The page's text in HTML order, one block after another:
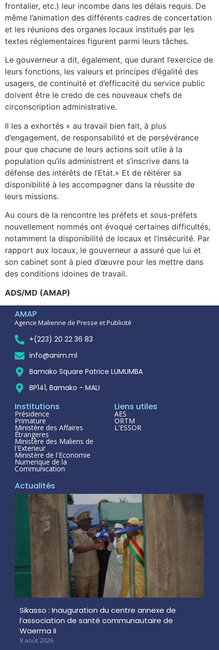
frontalier, etc.) leur incombe dans les délais requis. De
même l’animation des différents cadres de concertation
et les réunions des organes locaux institués par les
textes réglementaires figurent parmi leurs tâches.
Le gouverneur a dit, également, que durant l’exercice de
leurs fonctions, les valeurs et principes d’égalité des
usagers, de continuité et d’efficacité du service public
doivent être le credo de ces nouveaux chefs de
circonscription administrative.
Il les a exhortés « au travail bien fait, à plus
d’engagement, de responsabilité et de persévérance
pour que chacune de leurs actions soit utile à la
population qu’ils administrent et s’inscrive dans la
défense des intérêts de l’Etat.» Et de réitérer sa
disponibilité à les accompagner dans la réussite de
leurs missions.
Au cours de la rencontre les préfets et sous-préfets
nouvellement nommés ont évoqué certaines difficultés,
notamment la disponibilité de locaux et l’insécurité. Par
rapport aux locaux, le gouverneur a assuré que lui et
son cabinet sont à pied d’œuvre pour les mettre dans
des conditions idoines de travail.
ADS/MD (AMAP)
AMAP
Agence Malienne de Presse et Publicité
+(223) 20 22 36 83
info@anim.ml
Bamako Square Patrice LUMUMBA
BP141, Bamako - MALI
Institutions
Présidence
Primature
Ministère des Affaires
Étrangeres
Ministère des Maliens de
l'Exterieur
Ministère de l'Economie
Numerique de la
Communication
Liens utiles
AES
ORTM
L'ESSOR
Actualités
Sikasso : Inauguration du centre annexe de
l’association de santé communautaire de
Waerma II
8 août 2026